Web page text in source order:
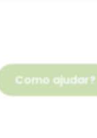
Como ajudar?